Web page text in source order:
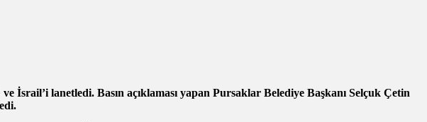
lanetledi. Basın açıklaması yapan Pursaklar Belediye Başkanı Selçuk Çetin